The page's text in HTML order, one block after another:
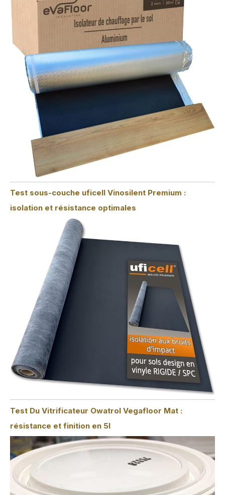
Test sous-couche uficell Vinosilent Premium :
isolation et résistance optimales
Test Du Vitrificateur Owatrol Vegafloor Mat :
résistance et finition en 5l